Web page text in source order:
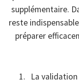
supplémentaire.
reste
préparer
La validation